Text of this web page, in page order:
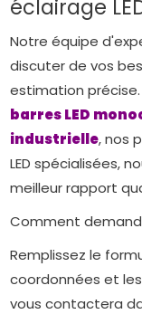
éclairage
Notre équipe
discuter de vos
estimation
barres LED
industrielle, nos
LED spécialisées,
meilleur rapport
Comment
Remplissez le
coordonnées et
vous contactera